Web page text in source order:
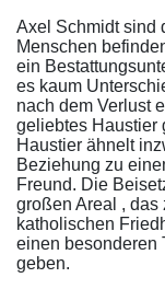
Axel Schmidt sind
Menschen
ein
es kaum
nach dem Verlust
geliebtes Haustier
Haustier ähnelt
Beziehung zu
Freund. Die
großen Areal , das
katholischen
einen besonderen
geben.